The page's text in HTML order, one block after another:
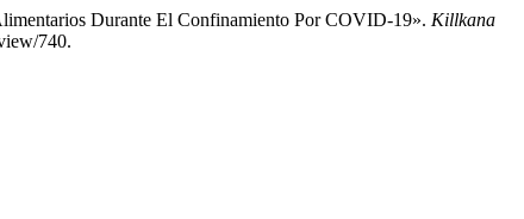
Durante El Confinamiento Por COVID-19». Killkana
740.